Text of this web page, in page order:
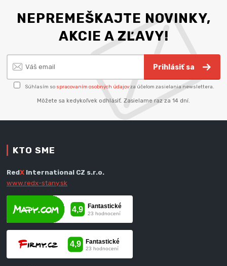
NEPREMEŠKAJTE NOVINKY,
AKCIE A ZĽAVY!
Prihlásiť sa
Súhlasím so spracovaním osobných údajovza účelom zasielania newslettera.
Môžete sa kedykoľvek odhlásiť. Zasielame raz za 14 dní.
KTO SME
RedX International CZ s.r.o.
www.redx-stany.sk